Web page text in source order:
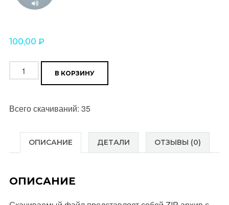
100,00 ₽
Количество
товара
о
к/
"Чародеи")
В КОРЗИНУ
Всего скачиваний: 35
ОПИСАНИЕ ДЕТАЛИ ОТЗЫВЫ (0)
ОПИСАНИЕ